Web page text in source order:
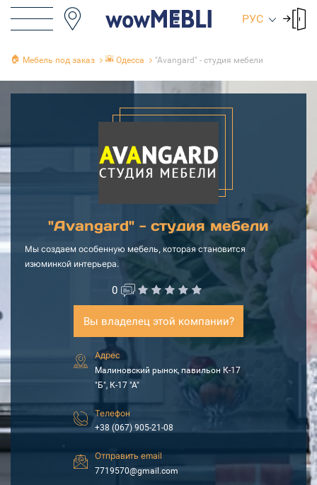
РУС
🏠 Мебель под заказ 🌇 Одесса "Avangard" - студия мебели
"Avangard" - студия мебели
Мы создаем особенную мебель, которая становится
изюминкой интерьера.
0
Вы владелец этой компании?
Адрес
Малиновский рынок, павильон К-17
"Б", К-17 "А"
Телефон
+38 (067) 905-21-08
Отправить email
7719570@gmail.com